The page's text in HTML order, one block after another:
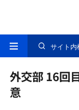
サイト内
外交部 16回
意